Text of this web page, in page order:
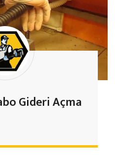
Gideri Açma